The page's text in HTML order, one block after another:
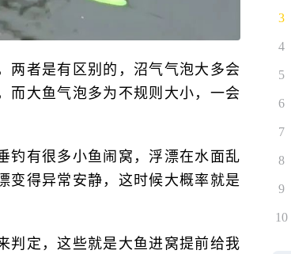
两者是有区别的，沼气气泡大多会
而大鱼气泡多为不规则大小，一会
钓有很多小鱼闹窝，浮漂在水面乱
变得异常安静，这时候大概率就是
判定，这些就是大鱼进窝提前给我
3
4
5
6
7
8
9
10